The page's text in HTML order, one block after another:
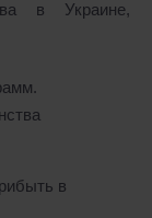
в Украине,
в